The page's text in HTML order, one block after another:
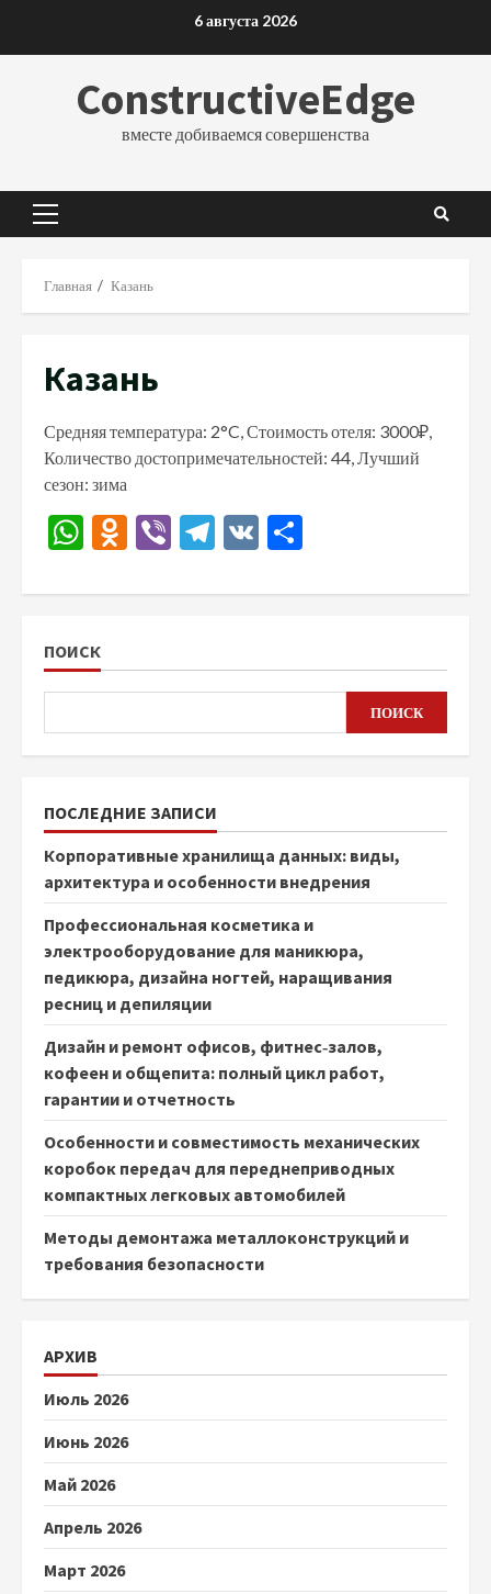
6 августа 2026
ConstructiveEdge
вместе добиваемся совершенства
Основное
Главная Казань
Казань
Средняя температура: 2°C, Стоимость отеля: 3000₽,
Количество достопримечательностей: 44, Лучший
сезон: зима
WhatsApp
Odnoklassniki
ViberTelegram
VK
ПОИСК
ПОИСК
ПОСЛЕДНИЕ ЗАПИСИ
Корпоративные хранилища данных: виды,
архитектура и особенности внедрения
Профессиональная косметика и
электрооборудование для маникюра,
педикюра, дизайна ногтей, наращивания
ресниц и депиляции
Дизайн и ремонт офисов, фитнес‑залов,
кофеен и общепита: полный цикл работ,
гарантии и отчетность
Особенности и совместимость механических
коробок передач для переднеприводных
компактных легковых автомобилей
Методы демонтажа металлоконструкций и
требования безопасности
АРХИВ
Июль 2026
Июнь 2026
Май 2026
Апрель 2026
Март 2026